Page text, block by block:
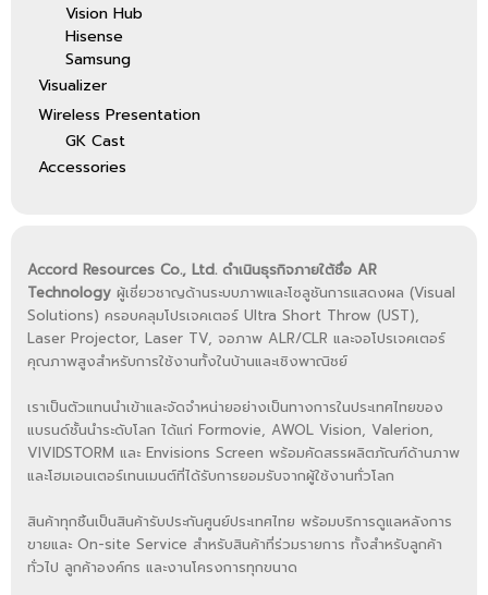
Vision Hub
Hisense
Samsung
Visualizer
Wireless Presentation
GK Cast
Accessories
Accord Resources Co., Ltd. ดำเนินธุรกิจภายใต้ชื่อ AR
Technology ผู้เชี่ยวชาญด้านระบบภาพและโซลูชันการแสดงผล (Visual
Solutions) ครอบคลุมโปรเจคเตอร์ Ultra Short Throw (UST),
Laser Projector, Laser TV, จอภาพ ALR/CLR และจอโปรเจคเตอร์
คุณภาพสูงสำหรับการใช้งานทั้งในบ้านและเชิงพาณิชย์
เราเป็นตัวแทนนำเข้าและจัดจำหน่ายอย่างเป็นทางการในประเทศไทยของ
แบรนด์ชั้นนำระดับโลก ได้แก่ Formovie, AWOL Vision, Valerion,
VIVIDSTORM และ Envisions Screen พร้อมคัดสรรผลิตภัณฑ์ด้านภาพ
และโฮมเอนเตอร์เทนเมนต์ที่ได้รับการยอมรับจากผู้ใช้งานทั่วโลก
สินค้าทุกชิ้นเป็นสินค้ารับประกันศูนย์ประเทศไทย พร้อมบริการดูแลหลังการ
ขายและ On-site Service สำหรับสินค้าที่ร่วมรายการ ทั้งสำหรับลูกค้า
ทั่วไป ลูกค้าองค์กร และงานโครงการทุกขนาด